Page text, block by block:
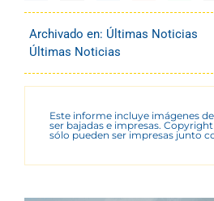
Archivado en: Últimas Noticias
Últimas Noticias
Este informe incluye imágenes
ser bajadas e impresas.
sólo pueden ser impresas junto